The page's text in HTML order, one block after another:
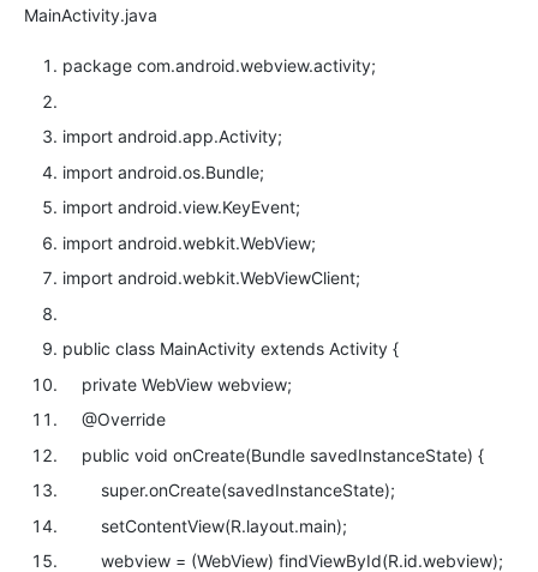
MainActivity.java
package com.android.webview.activity;
import android.app.Activity;
import android.os.Bundle;
import android.view.KeyEvent;
import android.webkit.WebView;
import android.webkit.WebViewClient;
public class MainActivity extends Activity {
private WebView webview;
@Override
public void onCreate(Bundle savedInstanceState) {
super.onCreate(savedInstanceState);
setContentView(R.layout.main);
webview = (WebView) findViewById(R.id.webview);